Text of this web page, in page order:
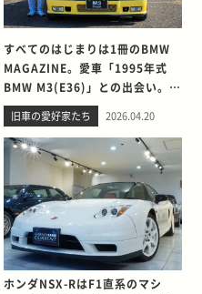
すべてのはじまりは1冊のBMW
MAGAZINE。愛車「1995年式
BMW M3(E36)」との出会い。そ
して別れを考える
旧車の愛好家たち 2026.04.20
ホンダNSX-RはF1直系のマシ